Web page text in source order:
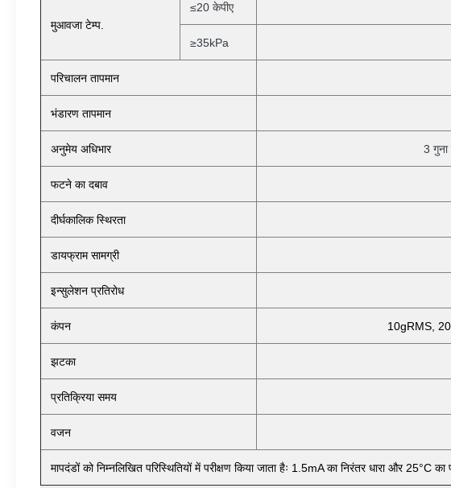
मुआवजा टेम्प.
≤20 केपीए
≥35kPa
परिचालन तापमान
भंडारण तापमान
अनुमेय अधिभार 3 गुना
फटने का दबाव
दीर्घकालिक स्थिरता
डायफ्राम सामग्री
इन्सुलेशन प्रतिरोध
कंपन 10gRMS,
झटका
प्रतिक्रिया समय
वजन
मापदंडों को निम्नलिखित परिस्थितियों में परीक्षण किया जाता हैः 1.5mA का निरंतर धारा और 25°C का